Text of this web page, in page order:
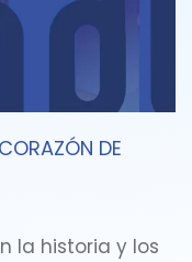
DE
la historia y los